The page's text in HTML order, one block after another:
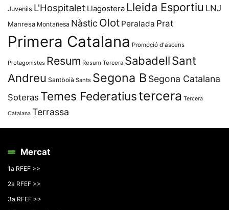
Juvenils L'Hospitalet Llagostera Lleida Esportiu LNJ
Manresa Montañesa Nàstic Olot Peralada Prat
Primera Catalana Promoció d'ascens
Protagonistes Resum Resum Tercera SabadellSant
Andreu Santboià Sants Segona B Segona Catalana
Soteras Temes Federatiustercera Tercera
Catalana Terrassa
Mercat
1a RFEF >>
2a RFEF >>
3a RFEF >>